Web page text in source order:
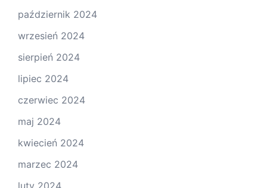
październik 2024
wrzesień 2024
sierpień 2024
lipiec 2024
czerwiec 2024
maj 2024
kwiecień 2024
marzec 2024